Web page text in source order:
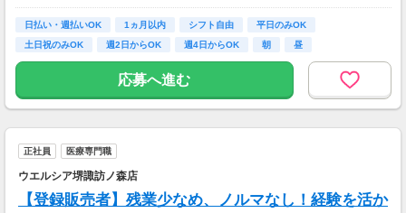
◆別途、残業代支給（時給25％UP）
最大時給2020円！
日払い・週払いOK 1ヵ月以内 シフト自由
平日のみOK
土日祝のみOK
週2日からOK 週4日からOK 朝 昼
応募へ進む
正社員 医療専門職
ウエルシア堺諏訪ノ森店
【登録販売者】残業少なめ、ノルマなし！経験を活か